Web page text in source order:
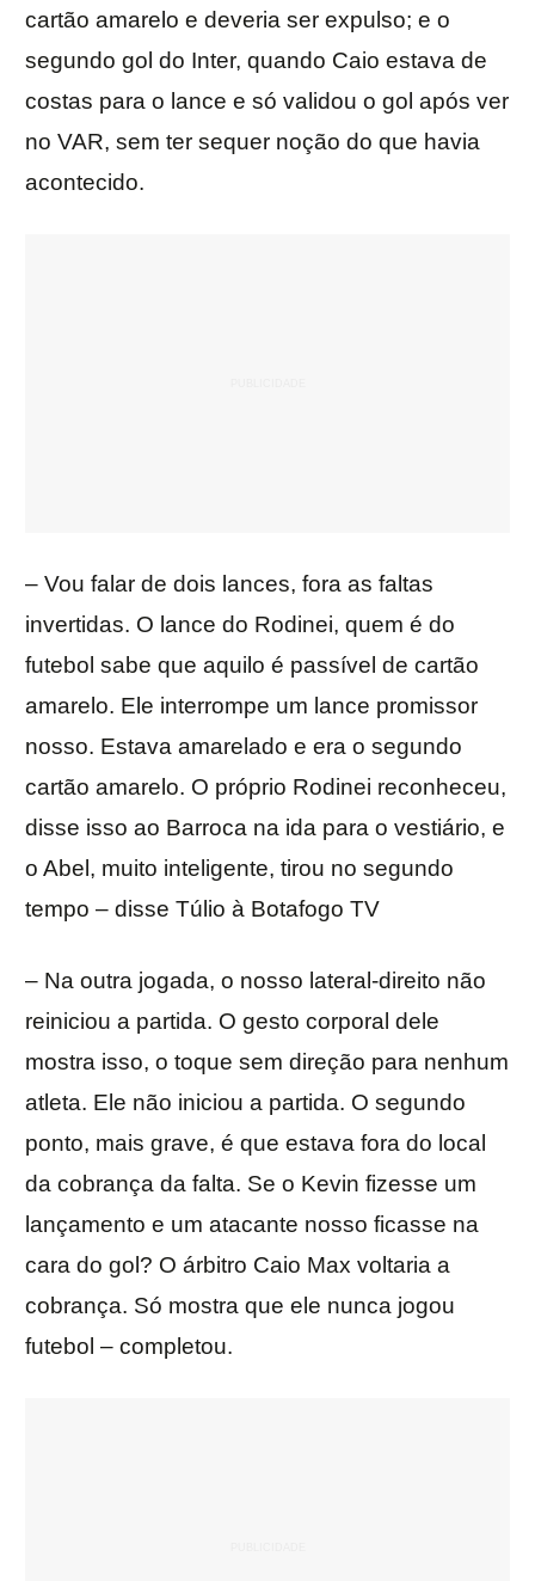
cartão amarelo e deveria ser expulso; e o
segundo gol do Inter, quando Caio estava de
costas para o lance e só validou o gol após ver
no VAR, sem ter sequer noção do que havia
acontecido.
– Vou falar de dois lances, fora as faltas
invertidas. O lance do Rodinei, quem é do
futebol sabe que aquilo é passível de cartão
amarelo. Ele interrompe um lance promissor
nosso. Estava amarelado e era o segundo
cartão amarelo. O próprio Rodinei reconheceu,
disse isso ao Barroca na ida para o vestiário, e
o Abel, muito inteligente, tirou no segundo
tempo – disse Túlio à Botafogo TV
– Na outra jogada, o nosso lateral-direito não
reiniciou a partida. O gesto corporal dele
mostra isso, o toque sem direção para nenhum
atleta. Ele não iniciou a partida. O segundo
ponto, mais grave, é que estava fora do local
da cobrança da falta. Se o Kevin fizesse um
lançamento e um atacante nosso ficasse na
cara do gol? O árbitro Caio Max voltaria a
cobrança. Só mostra que ele nunca jogou
futebol – completou.